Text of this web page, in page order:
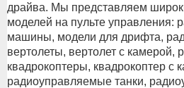
драйва. Мы представляем
моделей на пульте управления:
машины, модели для дрифта,
вертолеты, вертолет с камерой,
квадрокоптеры, квадрокоптер с
радиоуправляемые танки,